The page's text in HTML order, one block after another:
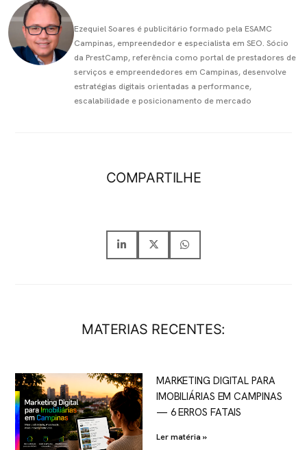
Ezequiel Soares é publicitário formado pela ESAMC
Campinas, empreendedor e especialista em SEO. Sócio
da PrestCamp, referência como portal de prestadores de
serviços e empreendedores em Campinas, desenvolve
estratégias digitais orientadas a performance,
escalabilidade e posicionamento de mercado
COMPARTILHE
MATERIAS RECENTES:
MARKETING DIGITAL PARA
IMOBILIÁRIAS EM CAMPINAS
— 6 ERROS FATAIS
Ler matéria »